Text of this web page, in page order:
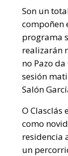
Son un
compoñen
programa
realizarán
no Pazo
sesión
Salón
O Clasclás
como
residencia
un